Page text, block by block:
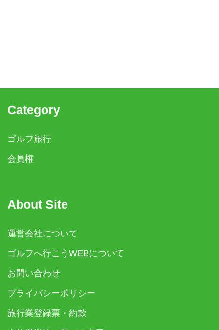
Category
ゴルフ旅行
会員権
About Site
運営会社について
ゴルフへ行こうWEBについて
お問い合わせ
プライバシーポリシー
旅行業登録票・約款